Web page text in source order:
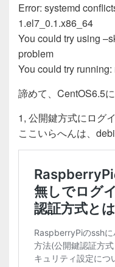
Error: systemd
1.el7_0.1.x86_64
You could try using
problem
You could try
諦めて、CentOS6.5に
1, 公開鍵方式にログ
ここいらへんは、